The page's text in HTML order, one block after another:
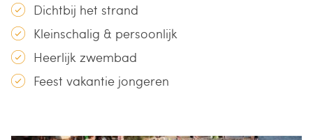
Dichtbij het strand
Kleinschalig & persoonlijk
Heerlijk zwembad
Feest vakantie jongeren